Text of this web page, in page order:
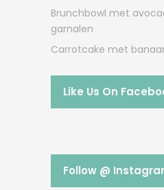
Brunchbowl met
garnalen
Carrotcake met
Like Us On
Follow @